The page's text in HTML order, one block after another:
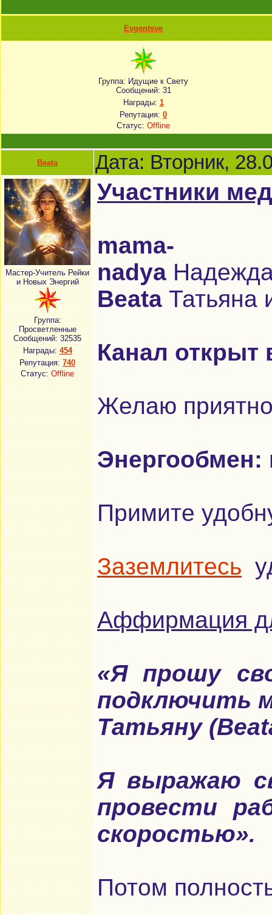
Evgentsve
Группа: Идущие к Свету
Сообщений:31
Награды:1
Репутация:0
Статус:Offline
Beata Дата: Вторник,
Мастер-Учитель Рейки
и Новых Энергий
Группа:
Просветленные
Сообщений:32535
Награды:454
Репутация:740
Статус:Offline
Участники
mama-
nadya
Beata Татьяна
Канал открыт
Желаю
Примите
Заземлитесь
Аффирмация
«Я прошу
подключить
Татьяну
Я выражаю
провести
скоростью».
Потом